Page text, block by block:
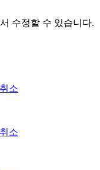
수정할 수 있습니다.
취소
취소